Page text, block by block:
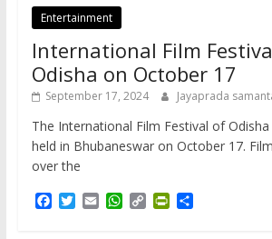
Entertainment
International Film
Odisha on October 17
September 17, 2024 Jayaprada
The International Film Festival of Odisha
held in Bhubaneswar on October 17.
over the
F
T
E
W C
P
S